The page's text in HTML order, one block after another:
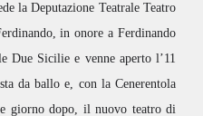
la Deputazione Teatrale Teatro
in onore a Ferdinando
Sicilie e venne aperto l’11
da ballo e, con la Cenerentola
giorno dopo, il nuovo teatro di